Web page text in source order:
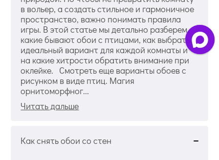
в вольер, а создать стильное и гармоничное
пространство, важно понимать правила
игры. В этой статье мы детально разберем,
какие бывают обои с птицами, как выбрать
идеальный вариант для каждой комнаты и
на какие хитрости обратить внимание при
оклейке. Смотреть еще варианты обоев с
рисунком в виде птиц. Магия
орнитоморфног...
Читать дальше
Как снять обои со стен